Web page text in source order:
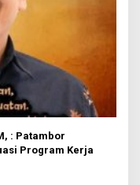
: Patambor
Program Kerja